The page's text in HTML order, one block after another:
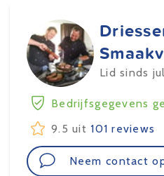
Lid sinds
Bedrijfsgegevens
9.5 uit101 reviews
Neem contact